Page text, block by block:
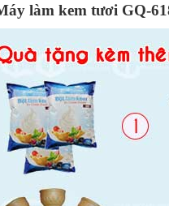
làm kem tươi GQ-